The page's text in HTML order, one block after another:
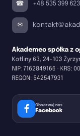
+48 535 399 623
Akademeo spółka z
Kotliny 63, 24-103
NIP: 7162849166 · KRS:
REGON: 542547931
Obserwuj nas
Facebook